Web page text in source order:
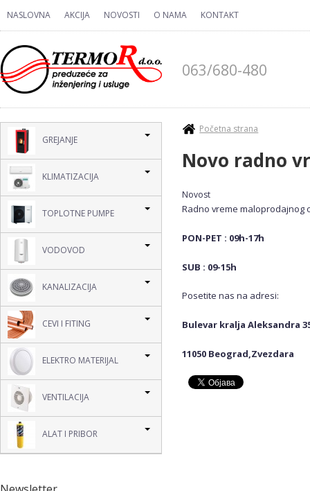
NASLOVNA AKCIJA NOVOSTI O NAMA KONTAKT
063/680-480
GREJANJE
KLIMATIZACIJA
TOPLOTNE PUMPE
VODOVOD
KANALIZACIJA
CEVI I FITING
ELEKTRO MATERIJAL
VENTILACIJA
ALAT I PRIBOR
You are here
Početna strana
Novo radno
Novost
Radno vreme maloprodajnog
PON-PET : 09h-17h
SUB : 09-15h
Posetite nas na adresi:
Bulevar kralja Aleksandra
11050 Beograd,Zvezdara